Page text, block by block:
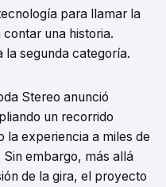
para llamar la
una historia.
la segunda categoría.
Stereo anunció
un recorrido
la experiencia a miles de
Sin embargo, más allá
de la gira, el proyecto